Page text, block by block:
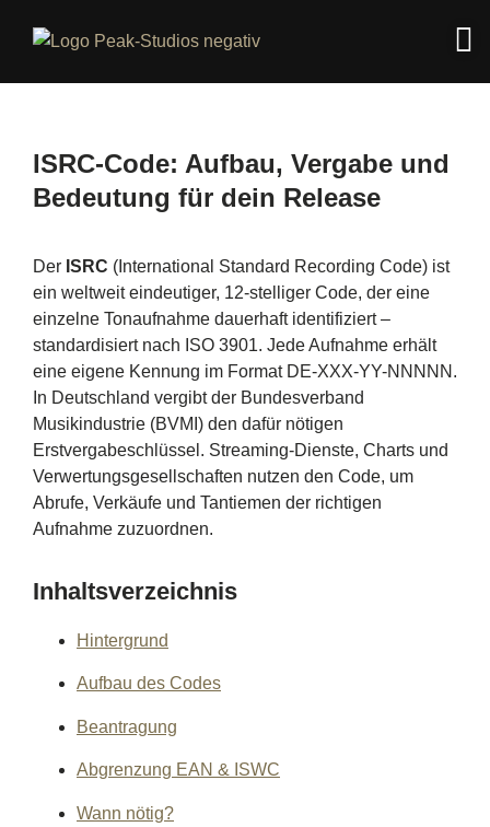
ISRC-Code: Aufbau, Vergabe und
Bedeutung für dein Release
Der ISRC (International Standard Recording Code) ist
ein weltweit eindeutiger, 12-stelliger Code, der eine
einzelne Tonaufnahme dauerhaft identifiziert –
standardisiert nach ISO 3901. Jede Aufnahme erhält
eine eigene Kennung im Format DE-XXX-YY-NNNNN.
In Deutschland vergibt der Bundesverband
Musikindustrie (BVMI) den dafür nötigen
Erstvergabeschlüssel. Streaming-Dienste, Charts und
Verwertungsgesellschaften nutzen den Code, um
Abrufe, Verkäufe und Tantiemen der richtigen
Aufnahme zuzuordnen.
Inhaltsverzeichnis
Hintergrund
Aufbau des Codes
Beantragung
Abgrenzung EAN & ISWC
Wann nötig?